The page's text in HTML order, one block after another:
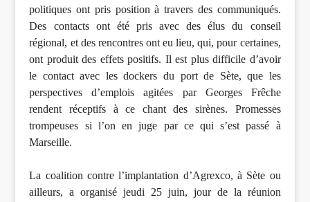
politiques ont pris position à travers des communiqués.
Des contacts ont été pris avec des élus du conseil
régional, et des rencontres ont eu lieu, qui, pour certaines,
ont produit des effets positifs. Il est plus difficile d’avoir
le contact avec les dockers du port de Sète, que les
perspectives d’emplois agitées par Georges Frêche
rendent réceptifs à ce chant des sirènes. Promesses
trompeuses si l’on en juge par ce qui s’est passé à
Marseille.
La coalition contre l’implantation d’Agrexco, à Sète ou
ailleurs, a organisé jeudi 25 juin, jour de la réunion